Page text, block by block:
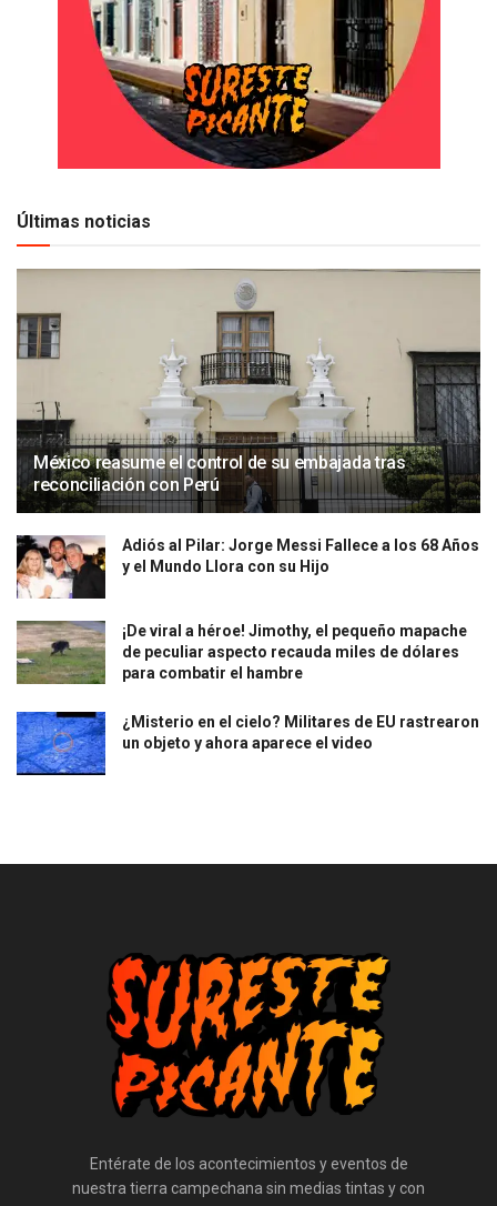
Últimas noticias
México reasume el control de su embajada tras
reconciliación con Perú
Adiós al Pilar: Jorge Messi Fallece a los 68 Años
y el Mundo Llora con su Hijo
¡De viral a héroe! Jimothy, el pequeño mapache
de peculiar aspecto recauda miles de dólares
para combatir el hambre
¿Misterio en el cielo? Militares de EU rastrearon
un objeto y ahora aparece el video
Entérate de los acontecimientos y eventos de
nuestra tierra campechana sin medias tintas y con